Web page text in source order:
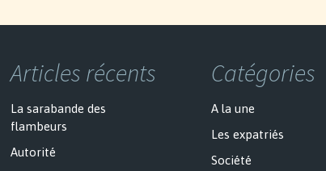
Articles récents
La sarabande des
flambeurs
Autorité
Catégories
A la une
Les expatriés
Société